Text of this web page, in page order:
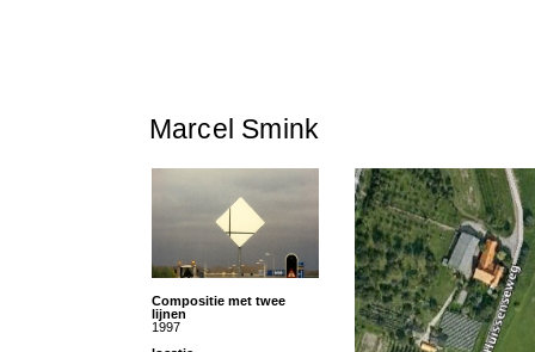
Marcel Smink
Compositie met twee
lijnen
1997